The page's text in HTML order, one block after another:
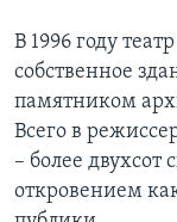
В 1996 году
собственное
памятником
Всего в
– более двухсот
откровением